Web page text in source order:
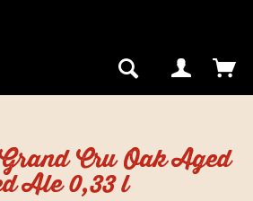
Cru Oak Aged
Ale 0,33 l